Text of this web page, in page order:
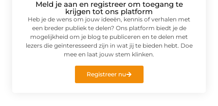
Meld je aan en registreer om toegang te
krijgen tot ons platform
Heb je de wens om jouw ideeën, kennis of verhalen met
een breder publiek te delen? Ons platform biedt je de
mogelijkheid om je blog te publiceren en te delen met
lezers die geïnteresseerd zijn in wat jij te bieden hebt. Doe
mee en laat jouw stem klinken.
Registreer nu